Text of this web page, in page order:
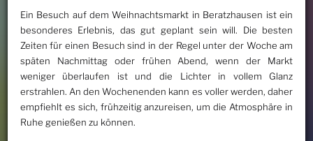
Ein Besuch auf dem Weihnachtsmarkt in Beratzhausen ist ein
besonderes Erlebnis, das gut geplant sein will. Die besten
Zeiten für einen Besuch sind in der Regel unter der Woche am
späten Nachmittag oder frühen Abend, wenn der Markt
weniger überlaufen ist und die Lichter in vollem Glanz
erstrahlen. An den Wochenenden kann es voller werden, daher
empfiehlt es sich, frühzeitig anzureisen, um die Atmosphäre in
Ruhe genießen zu können.